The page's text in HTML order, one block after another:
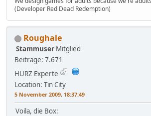
(Developer Red Dead Redemption)
Roughale
Stammuser Mitglied
Beiträge: 7.671
HURZ Experte
Location: Tin City
5 November 2009, 18:37:49
Voila, die Box: